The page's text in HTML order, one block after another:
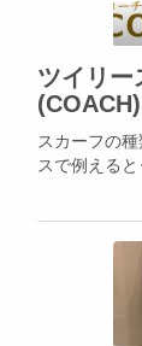
ツイリ
(COACH)
スカーフの
スで例える